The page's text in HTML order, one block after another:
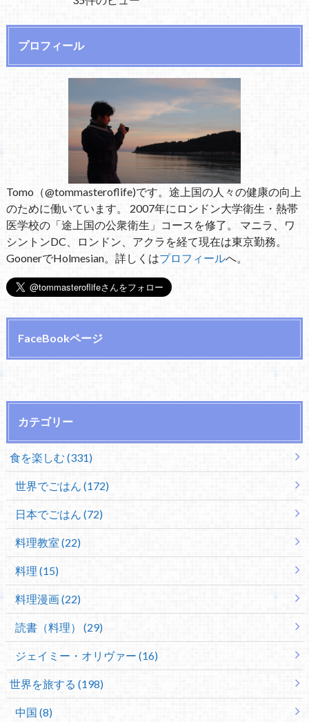
プロフィール
Tomo（@tommasteroflife)です。途上国の人々の健康の向上
のために働いています。 2007年にロンドン大学衛生・熱帯
医学校の「途上国の公衆衛生」コースを修了。 マニラ、ワ
シントンDC、ロンドン、アクラを経て現在は東京勤務。
GoonerでHolmesian。詳しくはプロフィールへ。
FaceBookページ
カテゴリー
食を楽しむ (331)
世界でごはん (172)
日本でごはん (72)
料理教室 (22)
料理 (15)
料理漫画 (22)
読書（料理） (29)
ジェイミー・オリヴァー (16)
世界を旅する (198)
中国 (8)